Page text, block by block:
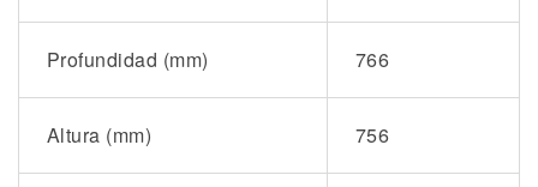
Profundidad (mm) 766
Altura (mm) 756